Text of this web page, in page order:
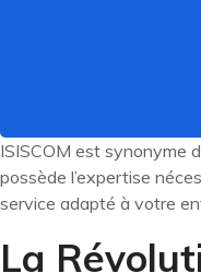
ISISCOM est synonyme
possède l’expertise
service adapté à votre
La